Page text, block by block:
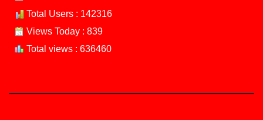
Total Users : 142316
Views Today : 839
Total views : 636460